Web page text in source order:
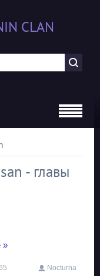
CLAN
- главы
»
Nocturna